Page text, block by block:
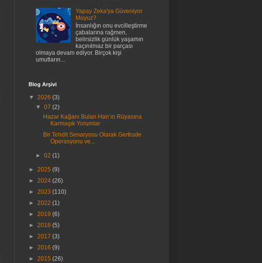
Yapay Zeka'ya Güveniyor
Muyuz?
İnsanlığın onu evcilleştirme
çabalarına rağmen,
belirsizlik günlük yaşamın
kaçınılmaz bir parçası
olmaya devam ediyor. Birçok kişi
umutların...
Blog Arşivi
▼ 2026 (3)
▼07(2)
Hazar Kağanı Bulan Han’ın Rüyasına
Karmaşık Yorumlar
Bir Tehdit Senaryosu Olarak Gertrude
Operasyonu ve...
►02(1)
► 2025 (9)
► 2024 (26)
► 2023 (110)
► 2022 (1)
► 2019 (6)
► 2018 (5)
► 2017 (3)
► 2016 (9)
► 2015 (26)